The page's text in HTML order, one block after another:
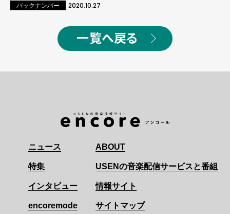
バックナンバー 2020.10.27
一覧へ戻る
ニュース
特集
インタビュー
encoremode
ABOUT
USENの音楽配信サービスと番組
情報サイト
サイトマップ